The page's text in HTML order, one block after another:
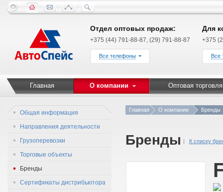
Отдел оптовых продаж:
+375 (44) 791-88-87, (29) 791-88-87
Все телефоны
Для
+375
Все
Главная О компании Оптовая торговля
Общая информация
Направления деятельности
Грузоперевозки
Торговые объекты
Бренды
Сертификаты дистрибьютора
Главная О компании Бренды
Бренды К списку